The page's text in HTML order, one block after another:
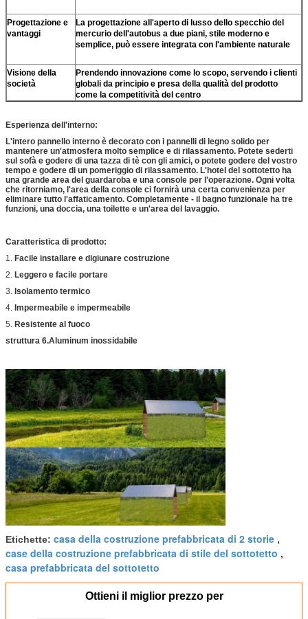
Progettazione e
vantaggi
La progettazione all'aperto di lusso dello specchio del
mercurio dell'autobus a due piani, stile moderno e
semplice, può essere integrata con l'ambiente naturale
Visione della
società
Prendendo innovazione come lo scopo, servendo i clienti
globali da principio e presa della qualità del prodotto
come la competitività del centro
Esperienza dell'interno:
L'intero pannello interno è decorato con i pannelli di legno solido per
mantenere un'atmosfera molto semplice e di rilassamento. Potete sederti
sul sofà e godere di una tazza di tè con gli amici, o potete godere del vostro
tempo e godere di un pomeriggio di rilassamento. L'hotel del sottotetto ha
una grande area del guardaroba e una console per l'operazione. Ogni volta
che ritorniamo, l'area della console ci fornirà una certa convenienza per
eliminare tutto l'affaticamento. Completamente - il bagno funzionale ha tre
funzioni, una doccia, una toilette e un'area del lavaggio.
Caratteristica di prodotto:
1. Facile installare e digiunare costruzione
2. Leggero e facile portare
3. Isolamento termico
4. Impermeabile e impermeabile
5. Resistente al fuoco
struttura 6.Aluminum inossidabile
Etichette: casa della costruzione prefabbricata di 2 storie ,
case della costruzione prefabbricata di stile del sottotetto ,
casa prefabbricata del sottotetto
Ottieni il miglior prezzo per